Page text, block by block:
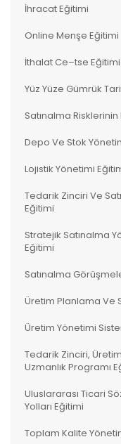
İhracat Eğitimi
Online Menşe Eğitimi
İthalat Ce–tse Eğitimi
Yüz Yüze Gümrük
Satınalma
Depo Ve Stok
Lojistik Yönetimi
Tedarik Zinciri Ve
Eğitimi
Stratejik Satınalma
Eğitimi
Satınalma
Üretim Planlama Ve
Üretim Yönetimi
Tedarik Zinciri,
Uzmanlık Programı
Uluslararası Ticari
Yolları Eğitimi
Toplam Kalite